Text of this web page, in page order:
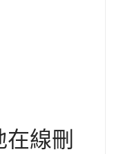
線刪